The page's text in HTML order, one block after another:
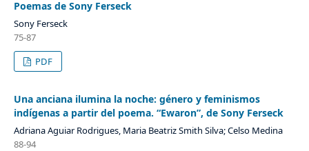
Poemas de Sony Ferseck
Sony Ferseck
75-87
PDF
Una anciana ilumina la noche: género y feminismos
indígenas a partir del poema. “Ewaron”, de Sony Ferseck
Adriana Aguiar Rodrigues, Maria Beatriz Smith Silva; Celso Medina
88-94